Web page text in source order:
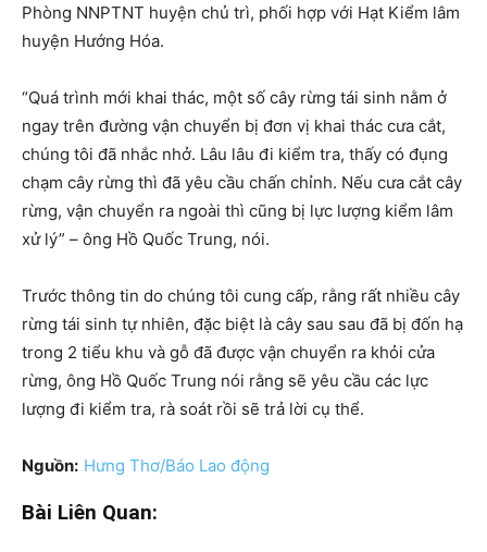
Phòng NNPTNT huyện chủ trì, phối hợp với Hạt Kiểm lâm
huyện Hướng Hóa.
“Quá trình mới khai thác, một số cây rừng tái sinh nằm ở
ngay trên đường vận chuyển bị đơn vị khai thác cưa cắt,
chúng tôi đã nhắc nhở. Lâu lâu đi kiểm tra, thấy có đụng
chạm cây rừng thì đã yêu cầu chấn chỉnh. Nếu cưa cắt cây
rừng, vận chuyển ra ngoài thì cũng bị lực lượng kiểm lâm
xử lý” – ông Hồ Quốc Trung, nói.
Trước thông tin do chúng tôi cung cấp, rằng rất nhiều cây
rừng tái sinh tự nhiên, đặc biệt là cây sau sau đã bị đốn hạ
trong 2 tiểu khu và gỗ đã được vận chuyển ra khỏi cửa
rừng, ông Hồ Quốc Trung nói rằng sẽ yêu cầu các lực
lượng đi kiểm tra, rà soát rồi sẽ trả lời cụ thể.
Nguồn: Hưng Thơ/Báo Lao động
Bài Liên Quan: